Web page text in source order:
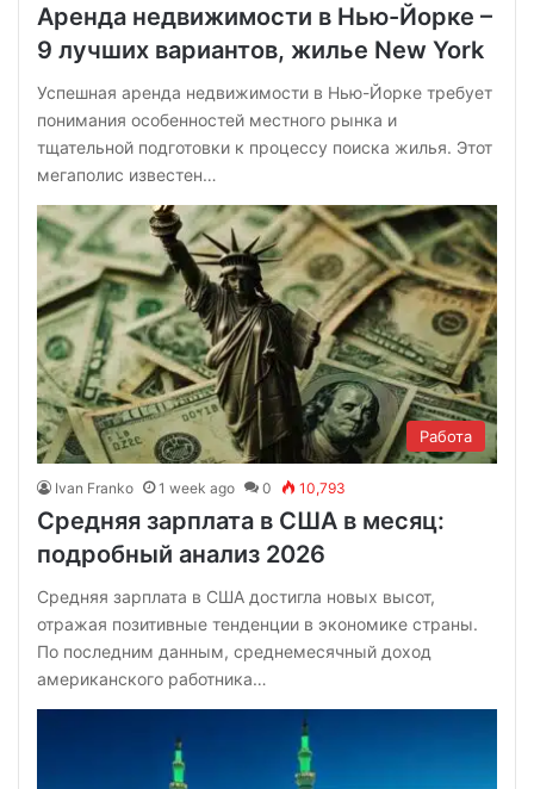
Аренда недвижимости в Нью-Йорке –
9 лучших вариантов, жилье New York
Успешная аренда недвижимости в Нью-Йорке требует
понимания особенностей местного рынка и
тщательной подготовки к процессу поиска жилья. Этот
мегаполис известен…
Работа
Ivan Franko 1 week ago 0 10,793
Средняя зарплата в США в месяц:
подробный анализ 2026
Средняя зарплата в США достигла новых высот,
отражая позитивные тенденции в экономике страны.
По последним данным, среднемесячный доход
американского работника…